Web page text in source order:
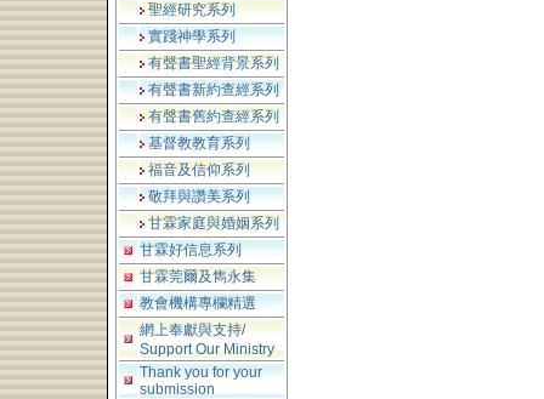
聖經研究系列
實踐神學系列
有聲書聖經背景系列
有聲書新約查經系列
有聲書舊約查經系列
基督教教育系列
福音及信仰系列
敬拜與讚美系列
甘霖家庭與婚姻系列
甘霖好信息系列
甘霖莞爾及雋永集
教會機構專欄精選
網上奉獻與支持/
Support Our Ministry
Thank you for your
submission